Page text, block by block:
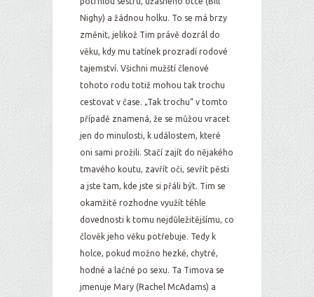
Nighy) a žádnou holku. To se má brzy
změnit, jelikož Tim právě dozrál do
věku, kdy mu tatínek prozradí rodové
tajemství. Všichni mužští členové
tohoto rodu totiž mohou tak trochu
cestovat v čase. „Tak trochu“ v tomto
případě znamená, že se můžou vracet
jen do minulosti, k událostem, které
oni sami prožili. Stačí zajít do nějakého
tmavého koutu, zavřít oči, sevřít pěsti
a jste tam, kde jste si přáli být. Tim se
okamžitě rozhodne využít téhle
dovednosti k tomu nejdůležitějšímu, co
člověk jeho věku potřebuje. Tedy k
holce, pokud možno hezké, chytré,
hodné a lačné po sexu. Ta Timova se
jmenuje Mary (Rachel McAdams) a